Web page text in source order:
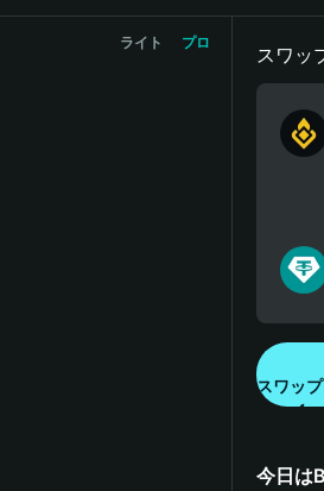
ライト プロ
スワッ
スワップ
今日は